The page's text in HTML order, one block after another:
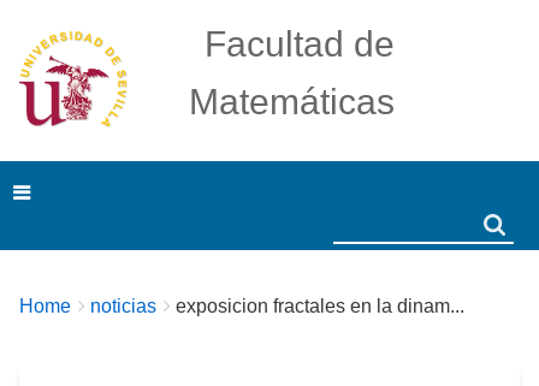
Facultad de
Matemáticas
Breadcrumbs
You
Home noticias exposicion fractales en la dinam...